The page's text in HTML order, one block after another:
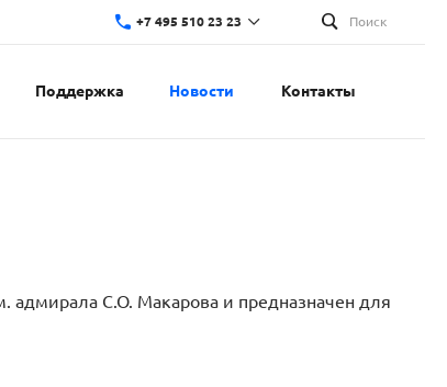
+7 495 510 23 23 Поиск
Поддержка Новости Контакты
адмирала С.О. Макарова и предназначен для